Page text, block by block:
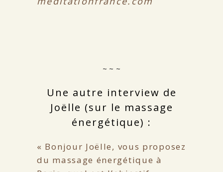
~ ~ ~
Une autre interview de
Joëlle (sur le massage
énergétique) :
« Bonjour Joëlle, vous proposez
du massage énergétique à